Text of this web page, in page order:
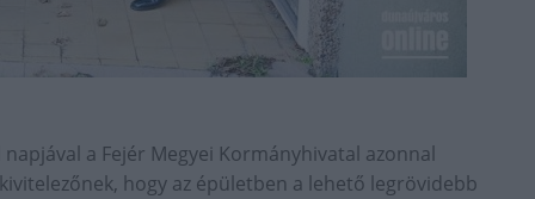
a Fejér Megyei Kormányhivatal azonnal
hogy az épületben a lehető legrövidebb